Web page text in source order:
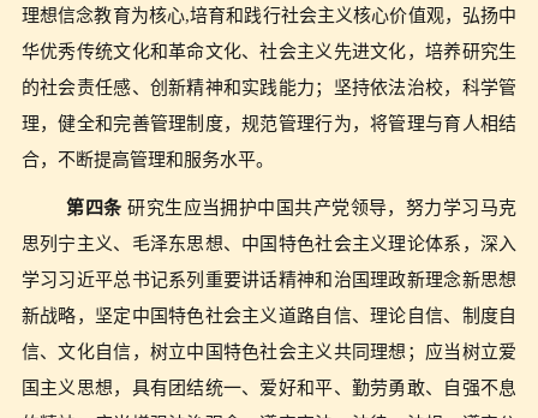
理想信念教育为核心,培育和践行社会主义核心价值观，弘扬中
华优秀传统文化和革命文化、社会主义先进文化，培养研究生
的社会责任感、创新精神和实践能力；坚持依法治校，科学管
理，健全和完善管理制度，规范管理行为，将管理与育人相结
合，不断提高管理和服务水平。
第四条研究生应当拥护中国共产党领导，努力学习马克
思列宁主义、毛泽东思想、中国特色社会主义理论体系，深入
学习习近平总书记系列重要讲话精神和治国理政新理念新思想
新战略，坚定中国特色社会主义道路自信、理论自信、制度自
信、文化自信，树立中国特色社会主义共同理想；应当树立爱
国主义思想，具有团结统一、爱好和平、勤劳勇敢、自强不息